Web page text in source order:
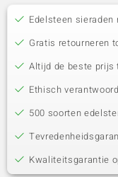
Edelsteen
Gratis retourneren
Altijd de beste prijs
Ethisch
500 soorten
Kwaliteitsgarantie